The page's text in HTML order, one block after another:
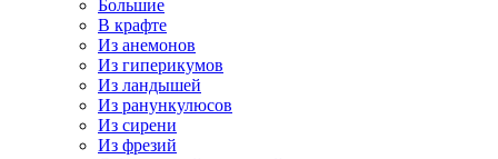
Большие
В крафте
Из анемонов
Из гиперикумов
Из ландышей
Из ранункулюсов
Из сирени
Из фрезий